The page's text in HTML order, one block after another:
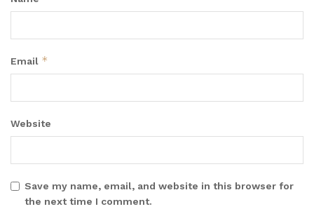
Email *
Website
Save my name, email, and website in this browser for
the next time I comment.